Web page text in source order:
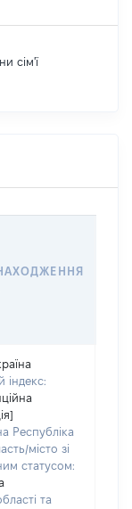
сім'ї
індекс:
Республіка
місто зі
статусом:
та